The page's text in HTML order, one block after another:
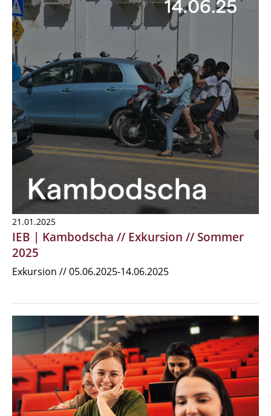
21.01.2025
IEB | Kambodscha // Exkursion // Sommer
2025
Exkursion // 05.06.2025-14.06.2025